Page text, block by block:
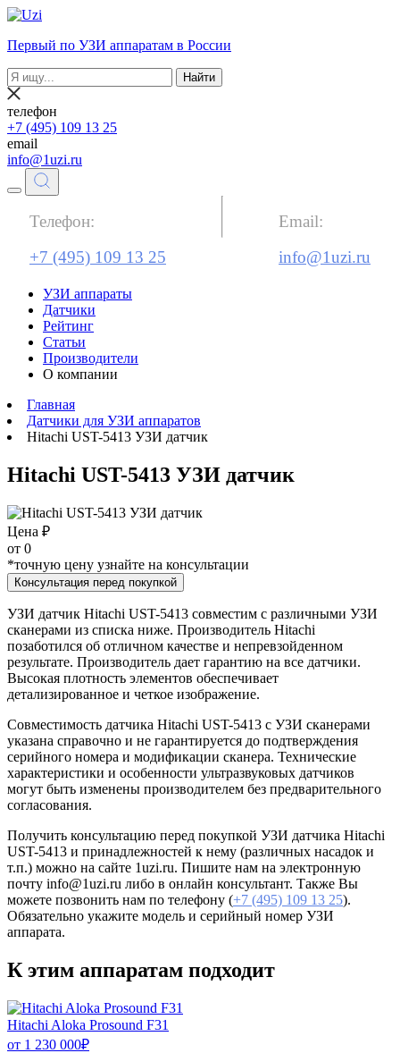
Первый по УЗИ аппаратам в России
Найти
телефон
+7 (495) 109 13 25
email
info@1uzi.ru
Телефон:
+7 (495) 109 13 25
Email:
info@1uzi.ru
УЗИ аппараты
Датчики
Рейтинг
Статьи
Производители
О компании
Главная
Датчики для УЗИ аппаратов
Hitachi UST-5413 УЗИ датчик
Hitachi UST-5413 УЗИ датчик
Цена ₽
от 0
*точную цену узнайте на консультации
Консультация перед покупкой
УЗИ датчик Hitachi UST-5413 совместим с различными УЗИ
сканерами из списка ниже. Производитель Hitachi
позаботился об отличном качестве и непревзойденном
результате. Производитель дает гарантию на все датчики.
Высокая плотность элементов обеспечивает
детализированное и четкое изображение.
Совместимость датчика Hitachi UST-5413 с УЗИ сканерами
указана справочно и не гарантируется до подтверждения
серийного номера и модификации сканера. Технические
характеристики и особенности ультразвуковых датчиков
могут быть изменены производителем без предварительного
согласования.
Получить консультацию перед покупкой УЗИ датчика Hitachi
UST-5413 и принадлежностей к нему (различных насадок и
т.п.) можно на сайте 1uzi.ru. Пишите нам на электронную
почту info@1uzi.ru либо в онлайн консультант. Также Вы
можете позвонить нам по телефону (+7 (495) 109 13 25).
Обязательно укажите модель и серийный номер УЗИ
аппарата.
К этим аппаратам подходит
Hitachi Aloka Prosound F31
от 1 230 000₽